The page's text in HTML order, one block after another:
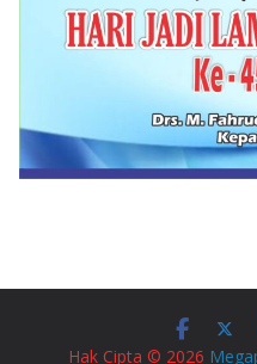
Hak Cipta © 2026